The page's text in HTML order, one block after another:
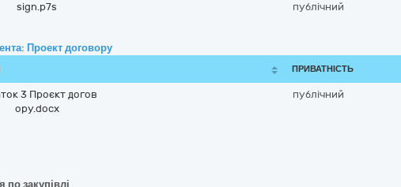
sign.p7s публічний
Проект договору
ПРИВАТНІСТЬ
3 Проєкт догов
ору.docx
публічний
по закупівлі